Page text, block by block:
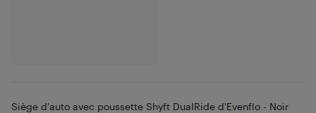
Siège d'auto avec poussette Shyft DualRide d'Evenflo - Noir